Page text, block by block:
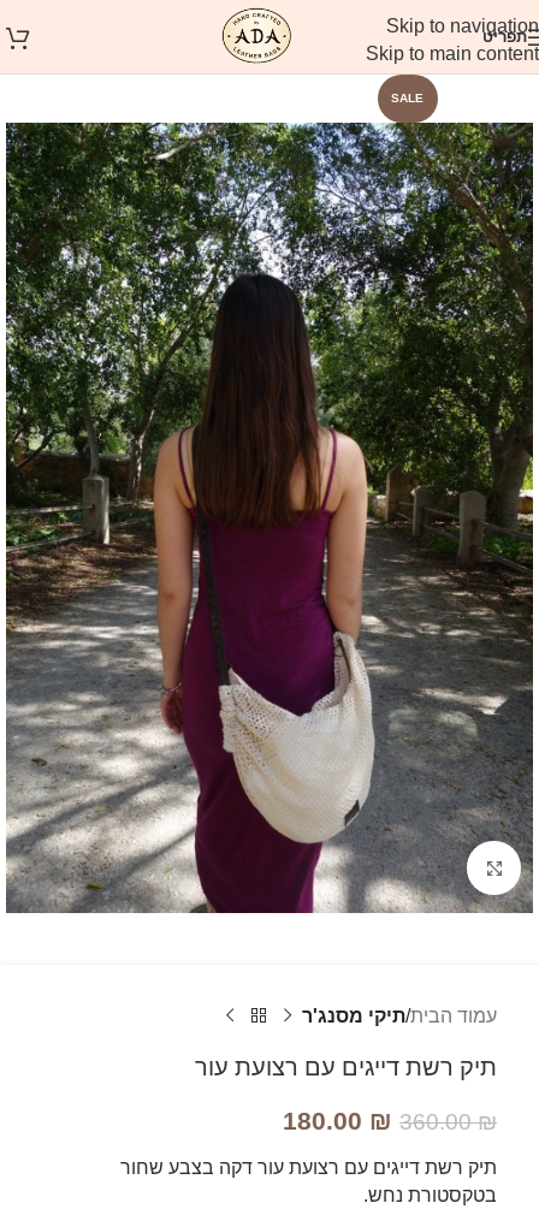
Skip to navigation
Skip to main content
תפריט
SALE
לחץ להגדלה
עמוד הבית תיקי מסנג'ר
תיק רשת דייגים עם רצועת עור
360.00₪
180.00 ₪
תיק רשת דייגים עם רצועת עור דקה בצבע שחור
בטקסטורת נחש.